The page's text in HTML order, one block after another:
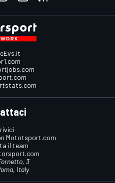
Mototsport.com
il team
3
Italy